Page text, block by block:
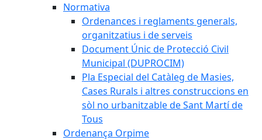
Normativa
Ordenances i reglaments generals,
organitzatius i de serveis
Document Únic de Protecció Civil
Municipal (DUPROCIM)
Pla Especial del Catàleg de Masies,
Cases Rurals i altres construccions en
sòl no urbanitzable de Sant Martí de
Tous
Ordenança Orpime